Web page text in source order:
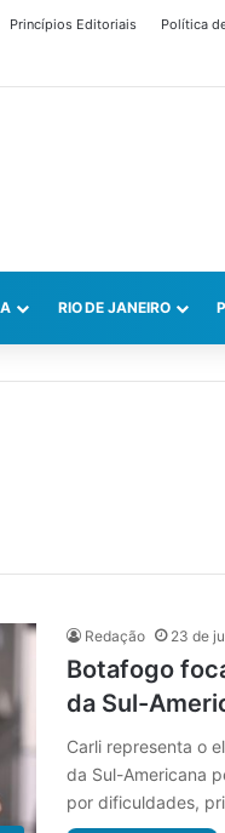
Princípios Editoriais Política
RIO DE JANEIRO
Redação 23 de
Botafogo
da Sul-
Carli representa o
da Sul-Americana
por dificuldades,